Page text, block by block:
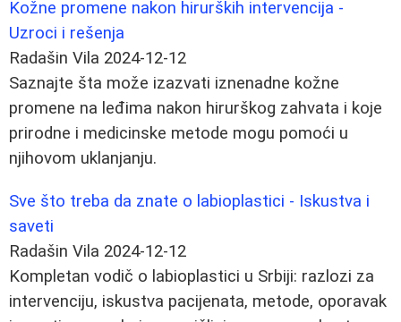
Kožne promene nakon hirurških intervencija -
Uzroci i rešenja
Radašin Vila 2024-12-12
Saznajte šta može izazvati iznenadne kožne
promene na leđima nakon hirurškog zahvata i koje
prirodne i medicinske metode mogu pomoći u
njihovom uklanjanju.
Sve što treba da znate o labioplastici - Iskustva i
saveti
Radašin Vila 2024-12-12
Kompletan vodič o labioplastici u Srbiji: razlozi za
intervenciju, iskustva pacijenata, metode, oporavak